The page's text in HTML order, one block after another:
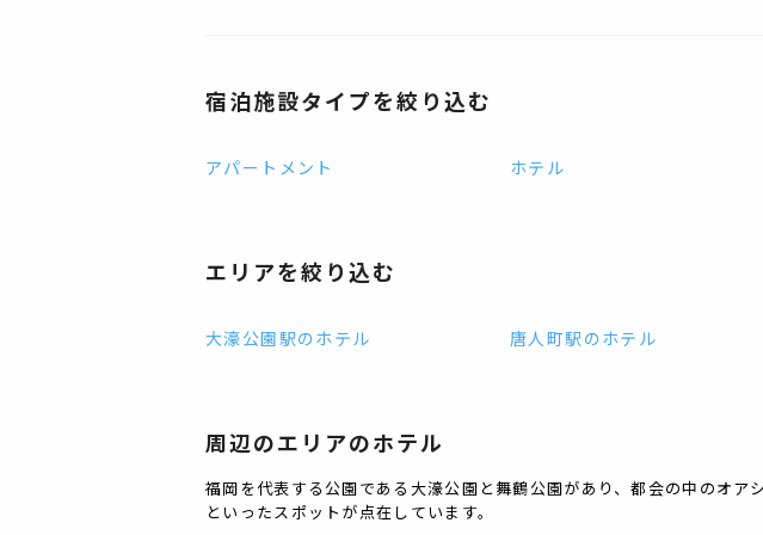
宿泊施設タイプを絞り込む
アパートメント ホテル
エリアを絞り込む
大濠公園駅の ホテル 唐人町駅 の ホテル
周辺のエリアのホテル
福岡を代表する公園である大濠公園と舞鶴公園があり、都会の中のオ
といったスポットが点在しています。